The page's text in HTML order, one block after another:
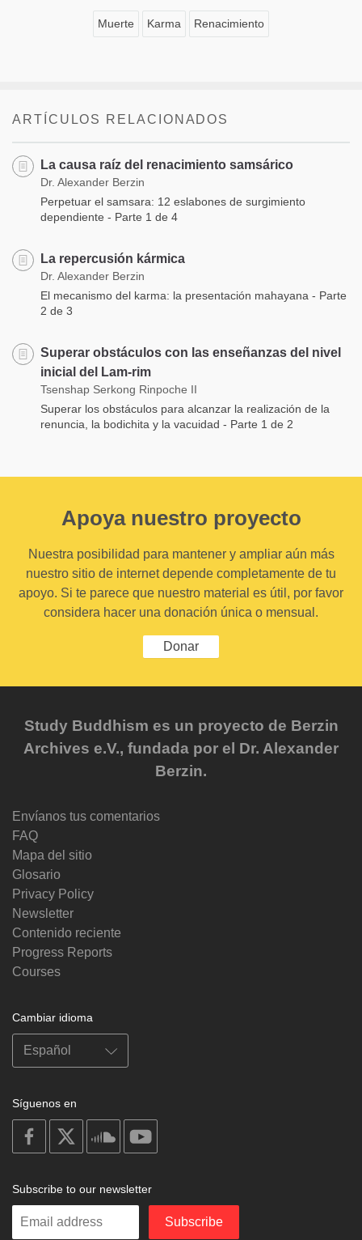
Muerte Karma Renacimiento
ARTÍCULOS RELACIONADOS
La causa raíz del renacimiento samsárico
Dr. Alexander Berzin
Perpetuar el samsara: 12 eslabones de surgimiento
dependiente - Parte 1 de 4
La repercusión kármica
Dr. Alexander Berzin
El mecanismo del karma: la presentación mahayana - Parte
2 de 3
Superar obstáculos con las enseñanzas del nivel
inicial del Lam-rim
Tsenshap Serkong Rinpoche II
Superar los obstáculos para alcanzar la realización de la
renuncia, la bodichita y la vacuidad - Parte 1 de 2
Apoya nuestro proyecto
Nuestra posibilidad para mantener y ampliar aún más
nuestro sitio de internet depende completamente de tu
apoyo. Si te parece que nuestro material es útil, por favor
considera hacer una donación única o mensual.
Donar
Study Buddhism es un proyecto de Berzin
Archives e.V., fundada por el Dr. Alexander
Berzin.
Envíanos tus comentarios
FAQ
Mapa del sitio
Glosario
Privacy Policy
Newsletter
Contenido reciente
Progress Reports
Courses
Cambiar idioma
Síguenos en
on
facebook
soundcloud
Subscribe to our newsletter
Enter
Subscribe